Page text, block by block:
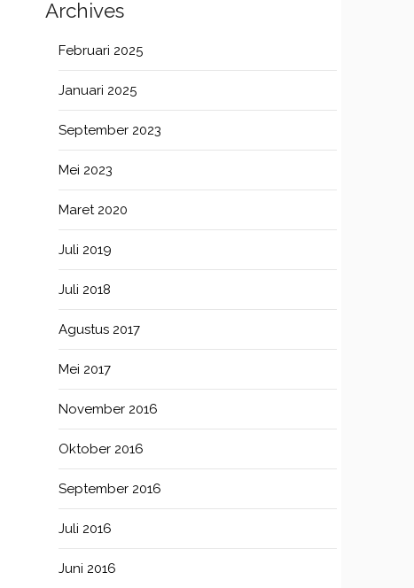
Archives
Februari 2025
Januari 2025
September 2023
Mei 2023
Maret 2020
Juli 2019
Juli 2018
Agustus 2017
Mei 2017
November 2016
Oktober 2016
September 2016
Juli 2016
Juni 2016